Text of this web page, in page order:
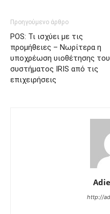
Προηγούμενο άρθρο
POS: Τι ισχύει με τις
προμήθειες – Νωρίτερα η
υποχρέωση υιοθέτησης του
συστήματος IRIS από τις
επιχειρήσεις
http://